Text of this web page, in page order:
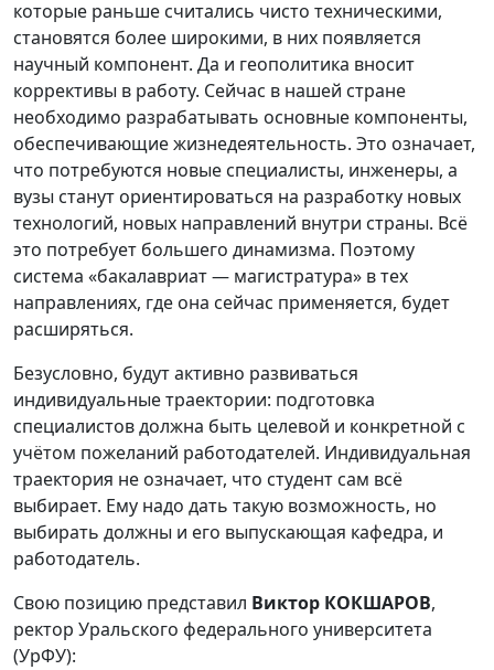
которые раньше считались чисто техническими,
становятся более широкими, в них появляется
научный компонент. Да и геополитика вносит
коррективы в работу. Сейчас в нашей стране
необходимо разрабатывать основные компоненты,
обеспечивающие жизнедеятельность. Это означает,
что потребуются новые специалисты, инженеры, а
вузы станут ориентироваться на разработку новых
технологий, новых направлений внутри страны. Всё
это потребует большего динамизма. Поэтому
система «бакалавриат — магистратура» в тех
направлениях, где она сейчас применяется, будет
расширяться.
Безусловно, будут активно развиваться
индивидуальные траектории: подготовка
специалистов должна быть целевой и конкретной с
учётом пожеланий работодателей. Индивидуальная
траектория не означает, что студент сам всё
выбирает. Ему надо дать такую возможность, но
выбирать должны и его выпускающая кафедра, и
работодатель.
Свою позицию представил Виктор КОКШАРОВ,
ректор Уральского федерального университета
(УрФУ):